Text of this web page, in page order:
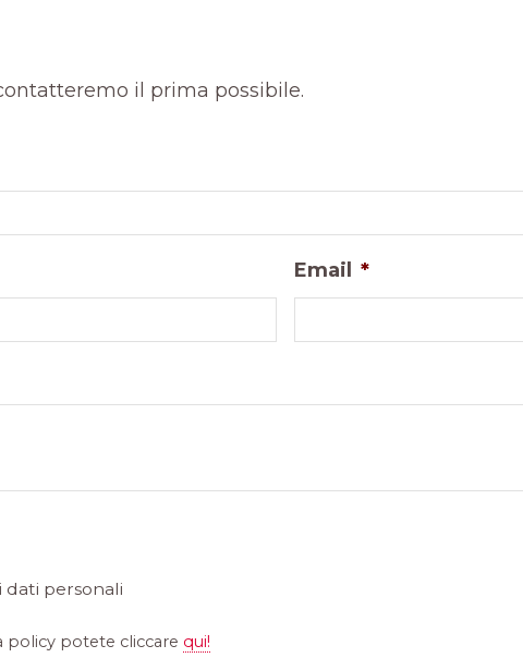
il prima possibile.
Email *
personali
policy potete cliccare qui!